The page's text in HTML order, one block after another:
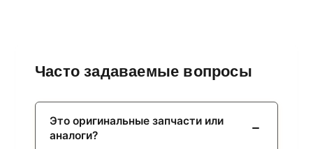
Часто задаваемые вопросы
Это оригинальные запчасти или
аналоги?